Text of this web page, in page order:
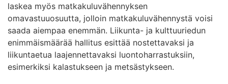
laskea myös matkakuluvähennyksen
omavastuuosuutta, jolloin matkakuluvähennystä voisi
saada aiempaa enemmän. Liikunta- ja kulttuuriedun
enimmäismäärää hallitus esittää nostettavaksi ja
liikuntaetua laajennettavaksi luontoharrastuksiin,
esimerkiksi kalastukseen ja metsästykseen.